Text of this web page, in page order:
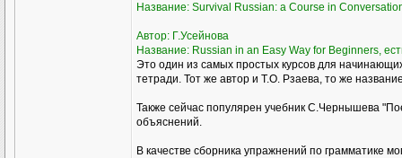
Название: Survival Russian: а Course in
Автор: Г.Усейнова
Название: Russian in an Easy Way for Beginners,
Это один из самых простых курсов для
тетради. Тот же автор и Т.О. Рзаева, то же
Также сейчас популярен учебник С.Чернышева
объяснений.
В качестве сборника упражнений по грамматике